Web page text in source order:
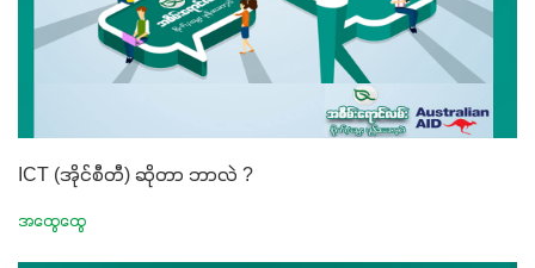
ICT (အိုင်စီတီ) ဆိုတာ ဘာလဲ ?
အထွေထွေ